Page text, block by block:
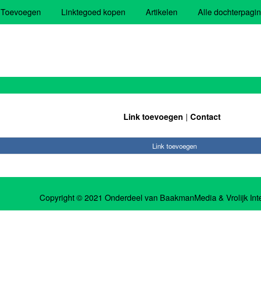
Toevoegen Linktegoed kopen Artikelen Alle
Link toevoegen Contact
Link toevoegen
Copyright © 2021 Onderdeel van BaakmanMedia& Vrolijk